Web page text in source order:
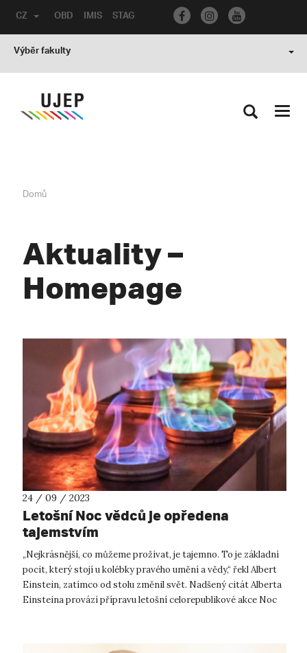
OBD IMIS STAG
CZ
Výběr fakulty
Domů
Aktuality –
Homepage
24 / 09 / 2023
Letošní Noc vědců je opředena
tajemstvím
„Nejkrásnější, co můžeme prožívat, je tajemno. To je základní
pocit, který stojí u kolébky pravého umění a vědy,“ řekl Albert
Einstein, zatímco od stolu změnil svět. Nadšený citát Alberta
Einsteina provází přípravu letošní celorepublikové akce Noc